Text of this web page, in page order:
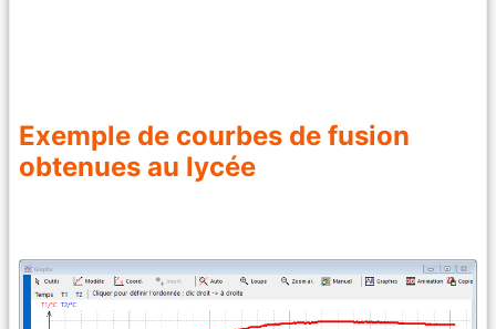
Exemple de courbes de fusion
obtenues au lycée